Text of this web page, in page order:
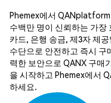
Phemex에서 QANplatform
수백만 명이 신뢰하는 가
카드, 은행 송금, 제3자 제
수단으로 안전하고 즉시
력한 보안으로 QANX 구매
을 시작하고 Phemex에서
하세요.